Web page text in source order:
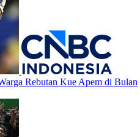
Rebutan Kue Apem di Bulan